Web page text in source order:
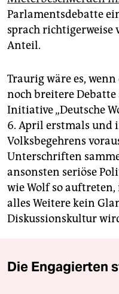
Parlamentsdebatte
sprach richtigerweise
Anteil.
Traurig wäre es,
noch breitere
Initiative „Deutsche
6. April erstmals und
Volksbegehrens
Unterschriften
ansonsten seriöse
wie Wolf so
alles Weitere kein
Diskussionskultur
Die Engagierten